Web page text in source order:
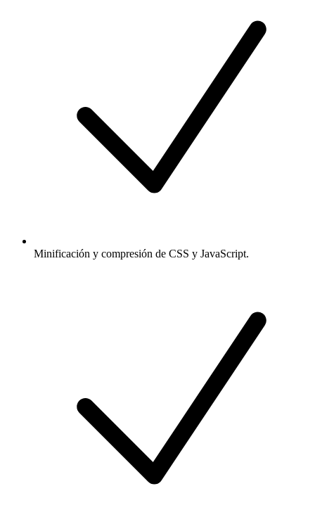
Minificación y compresión de CSS y JavaScript.